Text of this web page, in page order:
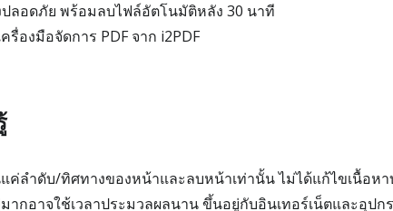
ลอดภัย พร้อมลบไฟล์อัตโนมัติหลัง 30 นาที
รื่องมือจัดการ PDF จาก i2PDF
ค่ลำดับ/ทิศทางของหน้าและลบหน้าเท่านั้น ไม่ได้แก้ไขเนื้อห
ากอาจใช้เวลาประมวลผลนาน ขึ้นอยู่กับอินเทอร์เน็ตและอุป